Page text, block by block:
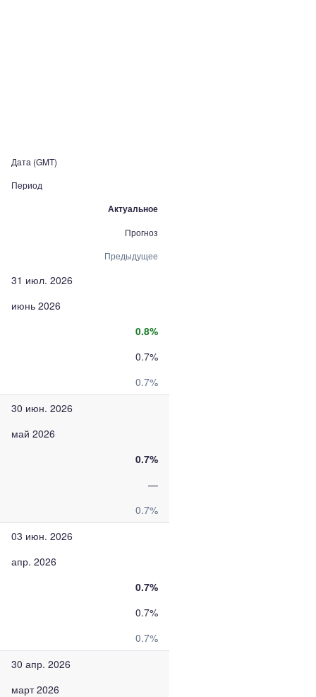
Дата (GMT)
Период
Актуальное
Прогноз
Предыдущее
31 июл. 2026
июнь 2026
0.8%
0.7%
0.7%
30 июн. 2026
май 2026
0.7%
—
0.7%
03 июн. 2026
апр. 2026
0.7%
0.7%
0.7%
30 апр. 2026
март 2026